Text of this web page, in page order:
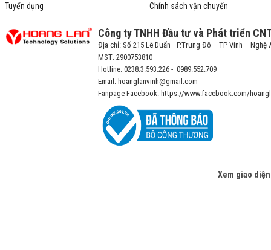
Tuyển dụng
Chính sách vận chuyển
Công ty TNHH Đầu tư và Phát triển
Địa chỉ: Số 215 Lê Duẩn– P.Trung Đô – TP Vinh – Nghệ
MST: 2900753810
Hotline: 0238.3.593.226 - 0989.552.709
Email: hoanglanvinh@gmail.com
Fanpage Facebook: https://www.facebook.com/
Xem giao diện